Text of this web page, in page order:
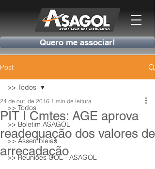
Quero me associar!
Post
>> Todos
>> Boletim ASAGOL
>> Assembleias
>> Reuniões GOL - ASAGOL
>> Todos
PIT I Cmtes: AGE aprova
readequação dos valores de
arrecadação
24 de out. de 2016 1 min de leitura